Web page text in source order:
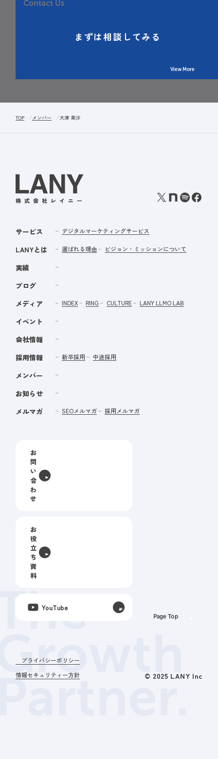
Contact Us
まずは相談してみる
View More
TOP メンバー 大津 美沙
プライバシーポリシー
情報セキュリティー方針
© 2025 LANY Inc
サービス デジタルマーケティングサービス
LANYとは 選ばれる理由 ビジョン・ミッションについて
実績
ブログ
メディア
INDEX RING CULTURE LANY LLMO LAB
イベント
会社情報
採用情報
新卒採用 中途採用
メンバー
お知らせ
メルマガ
SEOメルマガ 採用メルマガ
お
問
い
合
わ
せ
お
役
立
ち
資
料
YouTube
Page Top